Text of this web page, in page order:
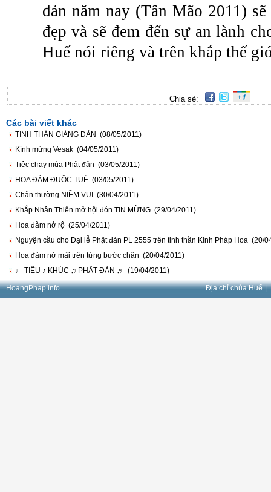
đản năm nay (Tân Mão 2011)
đẹp và sẽ đem đến sự an lành
Huế nói riêng và trên khắp thế
Chia sẻ:
Các bài viết khác
TINH THẦN GIÁNG ĐẢN (08/05/2011)
Kính mừng Vesak (04/05/2011)
Tiệc chay mùa Phật đản (03/05/2011)
HOA ĐÀM ĐUỐC TUỆ (03/05/2011)
Chân thường NIỀM VUI (30/04/2011)
Khắp Nhân Thiên mở hội đón TIN MỪNG (29/04/2011)
Hoa đàm nở rộ (25/04/2011)
Nguyện cầu cho Đại lễ Phật đản PL 2555 trên tinh thần Kinh Pháp Hoa (20/
Hoa đàm nở mãi trên từng bước chân (20/04/2011)
♩ TIỂU ♪ KHÚC ♫ PHẬT ĐẢN ♬ (19/04/2011)
HoangPhap.info Địa chỉ chùa Huế |